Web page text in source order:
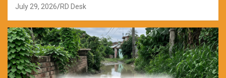
July 29, 2026 RD Desk